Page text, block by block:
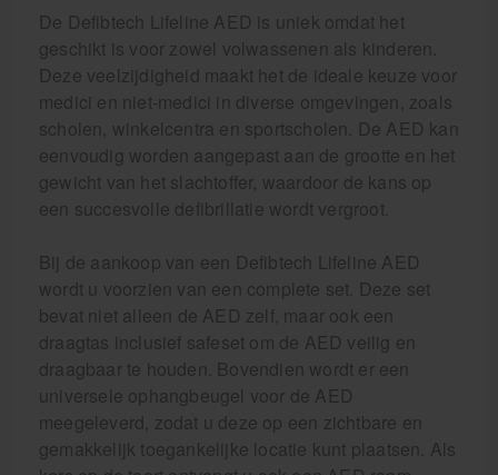
De Defibtech Lifeline AED is uniek omdat het
geschikt is voor zowel volwassenen als kinderen.
Deze veelzijdigheid maakt het de ideale keuze voor
medici en niet-medici in diverse omgevingen, zoals
scholen, winkelcentra en sportscholen. De AED kan
eenvoudig worden aangepast aan de grootte en het
gewicht van het slachtoffer, waardoor de kans op
een succesvolle defibrillatie wordt vergroot.
Bij de aankoop van een Defibtech Lifeline AED
wordt u voorzien van een complete set. Deze set
bevat niet alleen de AED zelf, maar ook een
draagtas inclusief safeset om de AED veilig en
draagbaar te houden. Bovendien wordt er een
universele ophangbeugel voor de AED
meegeleverd, zodat u deze op een zichtbare en
gemakkelijk toegankelijke locatie kunt plaatsen. Als